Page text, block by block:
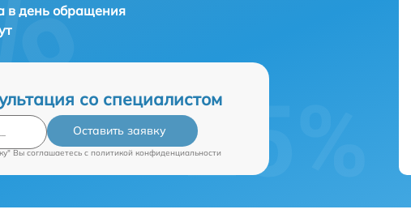
в день обращения
со специалистом
Оставить заявку
Вы соглашаетесь c политикой конфиденциальности